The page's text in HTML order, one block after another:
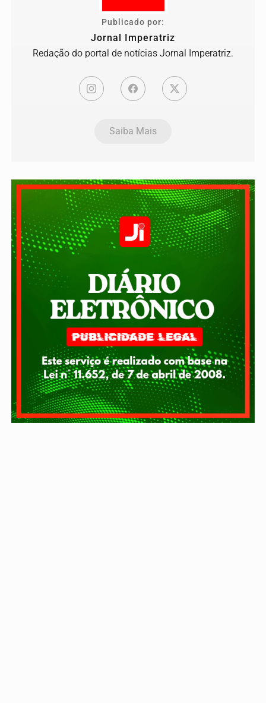
Publicado por:
Jornal Imperatriz
Redação do portal de notícias Jornal Imperatriz.
Saiba Mais